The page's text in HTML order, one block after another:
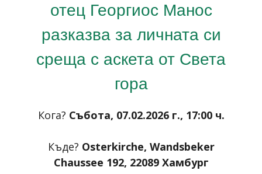
отец Георгиос Манос
разказва за личната си
среща с аскета от Света
гора
Кога? Събота, 07.02.2026 г., 17:00 ч.
Къде? Osterkirche, Wandsbeker
Chaussee 192, 22089 Хамбург